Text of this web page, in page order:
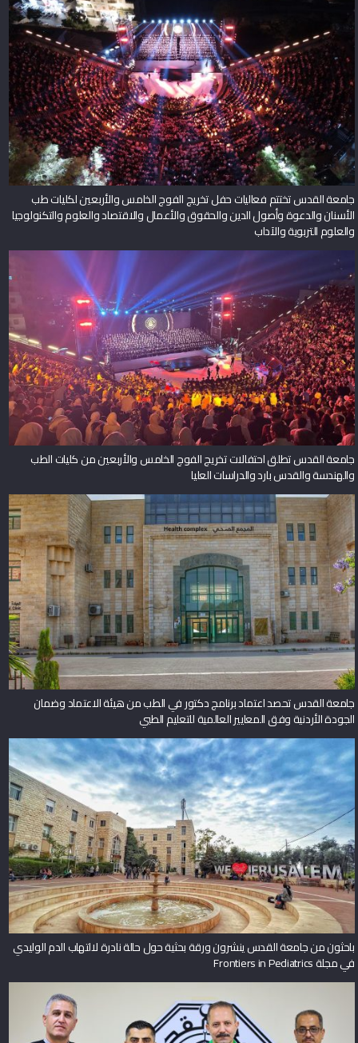
جامعة القدس تختتم فعاليات حفل تخريج الفوج الخامس والأربعين لكليات طب
الأسنان والدعوة وأصول الدين والحقوق والأعمال والاقتصاد والعلوم والتكنولوجيا
والعلوم التربوية والآداب
جامعة القدس تطلق احتفالات تخريج الفوج الخامس والأربعين من كليات الطب
والهندسة والقدس بارد والدراسات العليا
جامعة القدس تحصد اعتماد برنامج دكتور في الطب من هيئة الاعتماد وضمان
الجودة الأردنية وفق المعايير العالمية للتعليم الطبي
باحثون من جامعة القدس ينشرون ورقة بحثية حول حالة نادرة لالتهاب الدم الوليدي
في مجلة Frontiers in Pediatrics